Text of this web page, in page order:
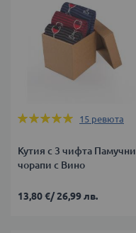
Оценка:
15 ревюта
Кутия с 3 чифта Памучни
чорапи с Вино
13,80 €/26,99 лв.